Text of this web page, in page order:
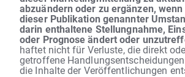
abzuändern oder zu ergänzen,
dieser Publikation genannter
darin enthaltene Stellungnahme,
oder Prognose ändert oder
haftet nicht für Verluste, die direkt
getroffene
die Inhalte der Veröffentlichungen